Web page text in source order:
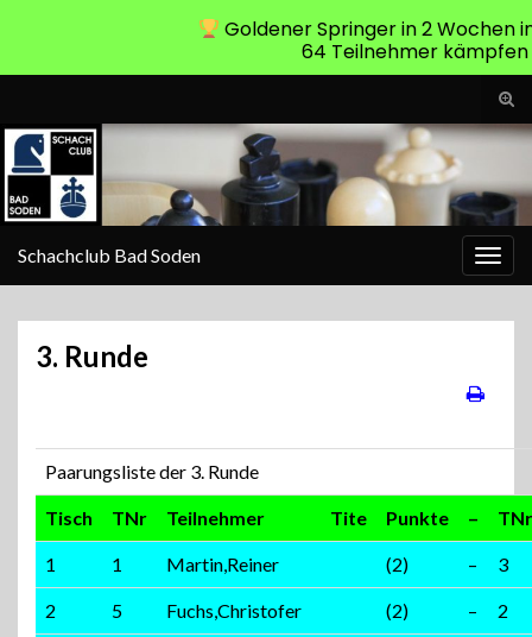
Schachclub Bad Soden
3. Runde
Paarungsliste der 3. Runde
Tisch TNr Teilnehmer Tite Punkte – TNr
1 1 Martin,Reiner (2) – 3
2 5 Fuchs,Christofer (2) – 2
Goldener Springer in 2 Wochen
64 Teilnehmer kämpfen